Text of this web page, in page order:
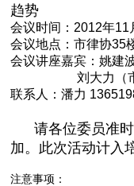
趋势
会议时间：2012年11
会议地点：市律协35
会议讲座嘉宾：姚建
刘大力（市律协
联系人：潘力
请各位委员准时
加。此次活动计入
注意事项：